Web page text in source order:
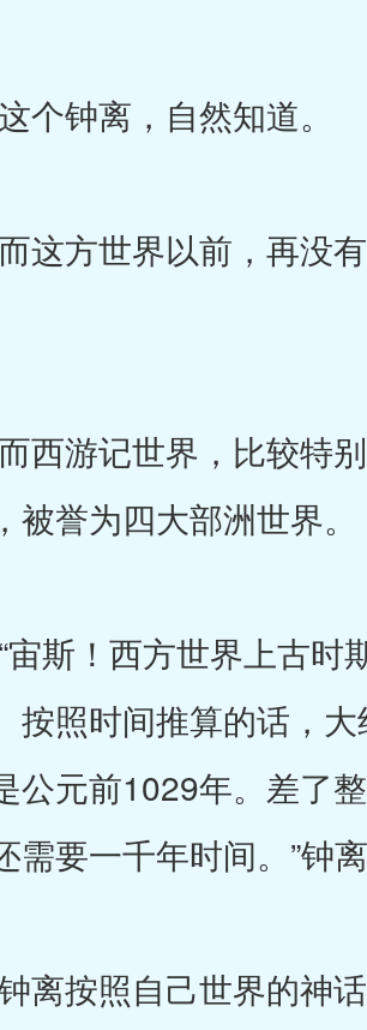
钟离，自然知道。
方世界以前，再没有
游记世界，比较特别
被誉为四大部洲世界。
！西方世界上古时
按照时间推算的话，
公元前1029年。差了
需要一千年时间。”钟
按照自己世界的神话